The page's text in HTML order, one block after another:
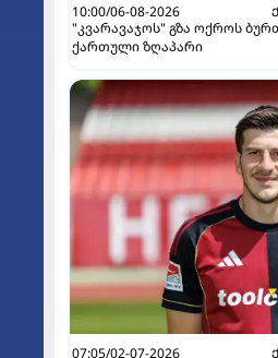
10:00/06-08-2026
"კვარავაჯოს" გზა ოქროს
ქართული ზღაპარი
07:05/02-07-2026